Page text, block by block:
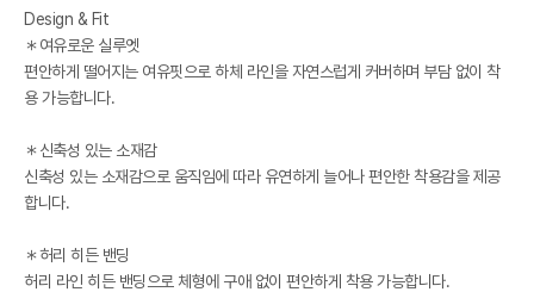
Design & Fit
＊여유로운 실루엣
편안하게 떨어지는 여유핏으로 하체 라인을 자연스럽게 커버하며 부담 없이 착
용 가능합니다.
＊신축성 있는 소재감
신축성 있는 소재감으로 움직임에 따라 유연하게 늘어나 편안한 착용감을 제공
합니다.
＊허리 히든 밴딩
허리 라인 히든 밴딩으로 체형에 구애 없이 편안하게 착용 가능합니다.